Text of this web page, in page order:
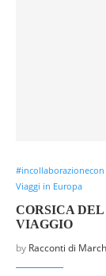
#incollaborazionecon
Viaggi in Europa
CORSICA
VIAGGIO
by Racconti di